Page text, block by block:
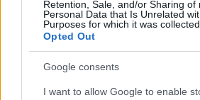
Retention, Sale, and/or Sharing of
Personal Data that Is Unrelated
Purposes for which it was collected.
Opted Out
Google consents
I want to allow Google to enable
Delta Center
Meteo Olbia 9 agosto,